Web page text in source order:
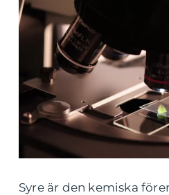
Syre är den kemiska